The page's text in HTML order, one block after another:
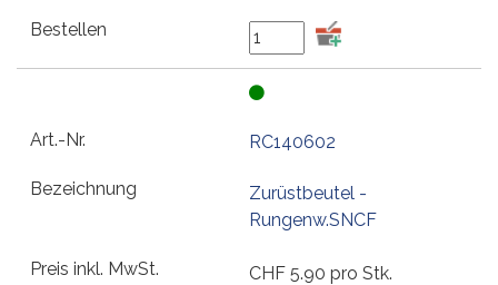
RC140602
Zurüstbeutel -
Rungenw.SNCF
CHF 5.90 pro Stk.